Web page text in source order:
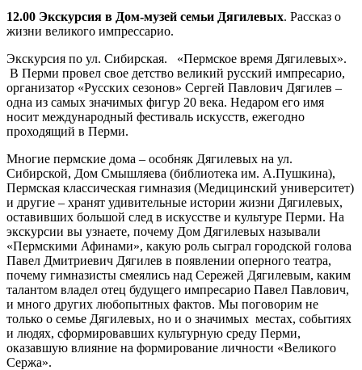
12.00 Экскурсия в Дом-музей семьи Дягилевых. Рассказ о
жизни великого импрессарио.
Экскурсия по ул. Сибирская. «Пермское время Дягилевых».
В Перми провел свое детство великий русский импресарио,
организатор «Русских сезонов» Сергей Павлович Дягилев –
одна из самых значимых фигур 20 века. Недаром его имя
носит международный фестиваль искусств, ежегодно
проходящий в Перми.
Многие пермские дома – особняк Дягилевых на ул.
Сибирской, Дом Смышляева (библиотека им. А.Пушкина),
Пермская классическая гимназия (Медицинский университет)
и другие – хранят удивительные истории жизни Дягилевых,
оставивших большой след в искусстве и культуре Перми. На
экскурсии вы узнаете, почему Дом Дягилевых называли
«Пермскими Афинами», какую роль сыграл городской голова
Павел Дмитриевич Дягилев в появлении оперного театра,
почему гимназисты смеялись над Сережей Дягилевым, каким
талантом владел отец будущего импресарио Павел Павлович,
и много других любопытных фактов. Мы поговорим не
только о семье Дягилевых, но и о значимых местах, событиях
и людях, сформировавших культурную среду Перми,
оказавшую влияние на формирование личности «Великого
Сержа».